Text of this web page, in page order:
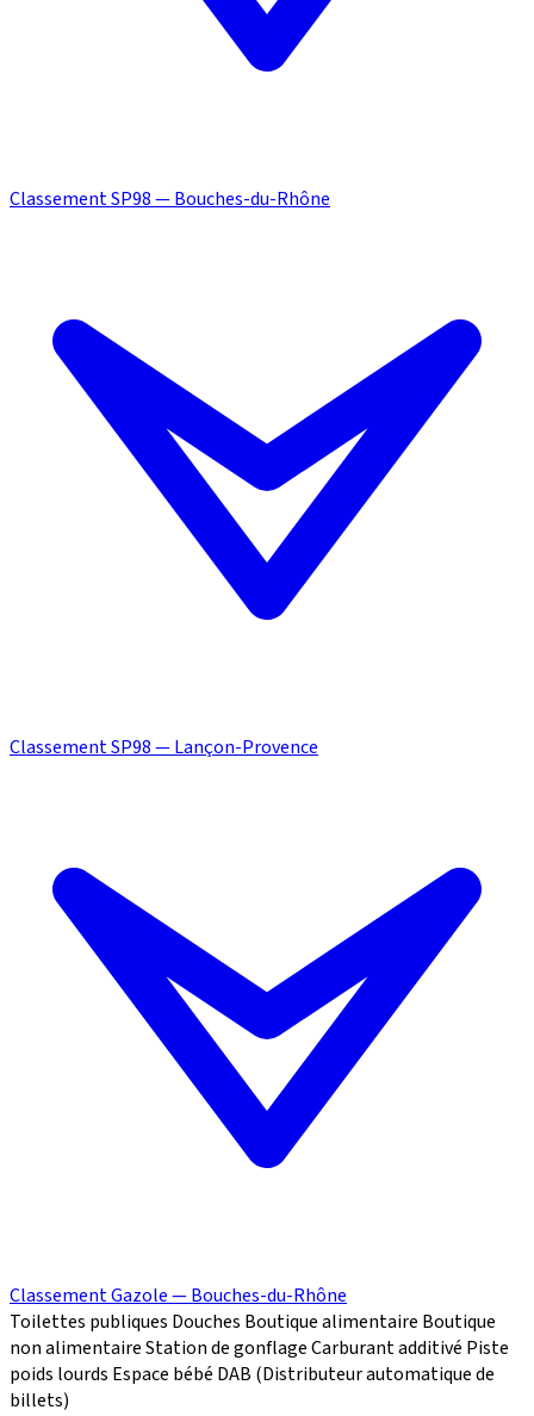
Classement SP98 — Bouches-du-Rhône
Classement SP98 — Lançon-Provence
Classement Gazole — Bouches-du-Rhône
Toilettes publiques Douches Boutique alimentaire Boutique
non alimentaireStation de gonflageCarburant additivé Piste
poids lourds Espace bébé DAB (Distributeur automatique de
billets)